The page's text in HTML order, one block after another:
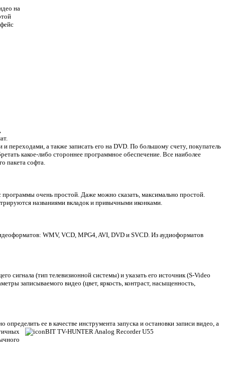
на
переходами, а также записать его на DVD. По большому счету, покупатель
какое-либо стороннее программное обеспечение. Все наиболее
пакета софта.
очень простой. Даже можно сказать, максимально простой.
названиями вкладок и привычными иконками.
WMV, VCD, MPG4, AVI, DVD и SVCD. Из аудиоформатов
сигнала (тип телевизионной системы) и указать его источник (S-Video
записываемого видео (цвет, яркость, контраст, насыщенность,
ее в качестве инструмента запуска и остановки записи видео, а